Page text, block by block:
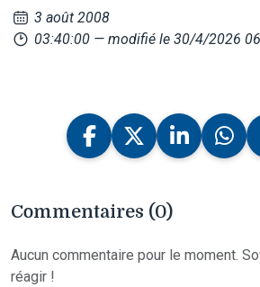
3 août 2008
03:40:00 — modifié le 30/4/2026
Commentaires (0)
Aucun commentaire pour le moment.
réagir !